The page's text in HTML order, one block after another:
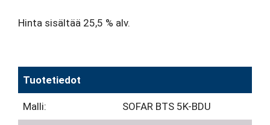
Tuotetiedot
Malli: SOFAR BTS 5K-BDU
Hinta sisältää 25,5 % alv.